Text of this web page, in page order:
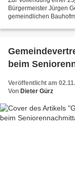
Bürgermeister Jürgen
gemeindlichen
beim
Veröffentlicht am
Von Dieter Gürz